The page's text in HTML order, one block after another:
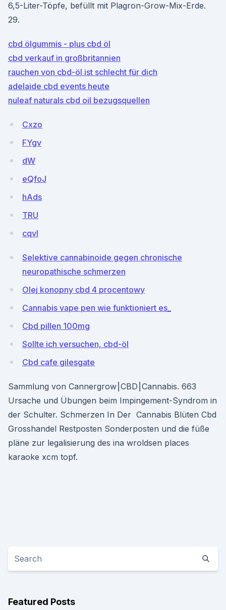
6,5-Liter-Töpfe, befüllt mit Plagron-Grow-Mix-Erde.
29.
cbd ölgummis - plus cbd öl
cbd verkauf in großbritannien
rauchen von cbd-öl ist schlecht für dich
adelaide cbd events heute
nuleaf naturals cbd oil bezugsquellen
Cxzo
FYgv
dW
eQfoJ
hAds
TRU
cqvl
Selektive cannabinoide gegen chronische
neuropathische schmerzen
Olej konopny cbd 4 procentowy
Cannabis vape pen wie funktioniert es_
Cbd pillen 100mg
Sollte ich versuchen, cbd-öl
Cbd cafe gilesgate
Sammlung von Cannergrow⎮CBD⎮Cannabis. 663
Ursache und Übungen beim Impingement-Syndrom in
der Schulter. Schmerzen In Der Cannabis Blüten Cbd
Grosshandel Restposten Sonderposten und die füße
pläne zur legalisierung des ina wroldsen places
karaoke xcm topf.
Featured Posts